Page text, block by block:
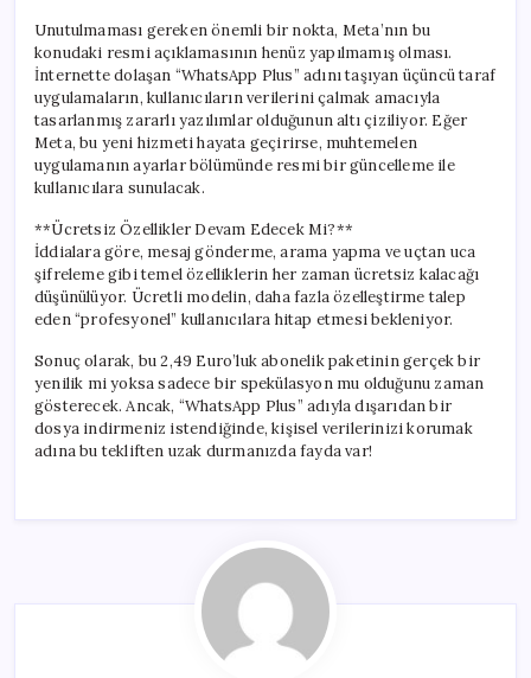
Unutulmaması gereken önemli bir nokta, Meta’nın bu
konudaki resmi açıklamasının henüz yapılmamış olması.
İnternette dolaşan “WhatsApp Plus” adını taşıyan üçüncü taraf
uygulamaların, kullanıcıların verilerini çalmak amacıyla
tasarlanmış zararlı yazılımlar olduğunun altı çiziliyor. Eğer
Meta, bu yeni hizmeti hayata geçirirse, muhtemelen
uygulamanın ayarlar bölümünde resmi bir güncelleme ile
kullanıcılara sunulacak.
**Ücretsiz Özellikler Devam Edecek Mi?**
İddialara göre, mesaj gönderme, arama yapma ve uçtan uca
şifreleme gibi temel özelliklerin her zaman ücretsiz kalacağı
düşünülüyor. Ücretli modelin, daha fazla özelleştirme talep
eden “profesyonel” kullanıcılara hitap etmesi bekleniyor.
Sonuç olarak, bu 2,49 Euro’luk abonelik paketinin gerçek bir
yenilik mi yoksa sadece bir spekülasyon mu olduğunu zaman
gösterecek. Ancak, “WhatsApp Plus” adıyla dışarıdan bir
dosya indirmeniz istendiğinde, kişisel verilerinizi korumak
adına bu tekliften uzak durmanızda fayda var!